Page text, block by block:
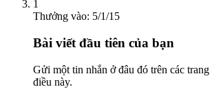
1
Thưởng vào: 5/1/15
Bài viết đầu tiên của bạn
Gửi một tin nhắn ở đâu đó trên các
điều này.